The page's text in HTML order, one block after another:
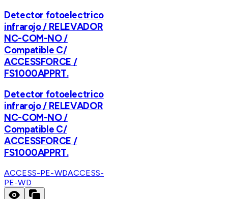
Detector fotoelectrico
infrarojo / RELEVADOR
NC-COM-NO /
Compatible C/
ACCESSFORCE /
FS1000APPRT.
Detector fotoelectrico
infrarojo / RELEVADOR
NC-COM-NO /
Compatible C/
ACCESSFORCE /
FS1000APPRT.
ACCESS-PE-WDACCESS-
PE-WD